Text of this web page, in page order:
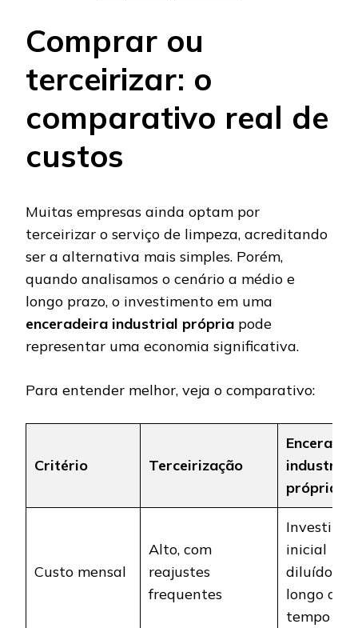
Comprar ou
terceirizar: o
comparativo real de
custos
Muitas empresas ainda optam por
terceirizar o serviço de limpeza, acreditando
ser a alternativa mais simples. Porém,
quando analisamos o cenário a médio e
longo prazo, o investimento em uma
enceradeira industrial própria pode
representar uma economia significativa.
Para entender melhor, veja o comparativo:
Critério Terceirização
industrial
própria
Custo mensal
Alto, com
reajustes
frequentes
inicial
diluído ao
longo do
tempo